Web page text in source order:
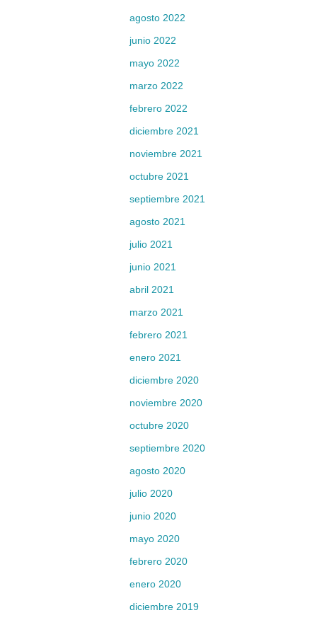
agosto 2022
junio 2022
mayo 2022
marzo 2022
febrero 2022
diciembre 2021
noviembre 2021
octubre 2021
septiembre 2021
agosto 2021
julio 2021
junio 2021
abril 2021
marzo 2021
febrero 2021
enero 2021
diciembre 2020
noviembre 2020
octubre 2020
septiembre 2020
agosto 2020
julio 2020
junio 2020
mayo 2020
febrero 2020
enero 2020
diciembre 2019